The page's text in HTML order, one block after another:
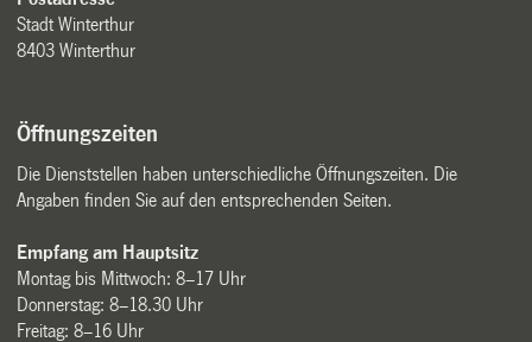
Stadt Winterthur
8403 Winterthur
Öffnungszeiten
Die Dienststellen haben unterschiedliche Öffnungszeiten. Die
Angaben finden Sie auf den entsprechenden Seiten.
Empfang am Hauptsitz
Montag bis Mittwoch: 8–17 Uhr
Donnerstag: 8–18.30 Uhr
Freitag: 8–16 Uhr